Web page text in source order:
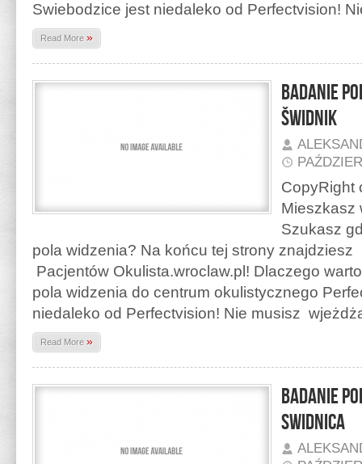
Swiebodzice jest niedaleko od Perfectvision!
Read More »
Badanie
Šwidnik
CopyRight
Mieszkasz
Szukasz
pola widzenia? Na końcu tej strony znajdziesz
Pacjentów Okulista.wroclaw.pl! Dlaczego
pola widzenia do centrum okulistycznego
niedaleko od Perfectvision! Nie musisz
Read More »
Badanie
Swidnica